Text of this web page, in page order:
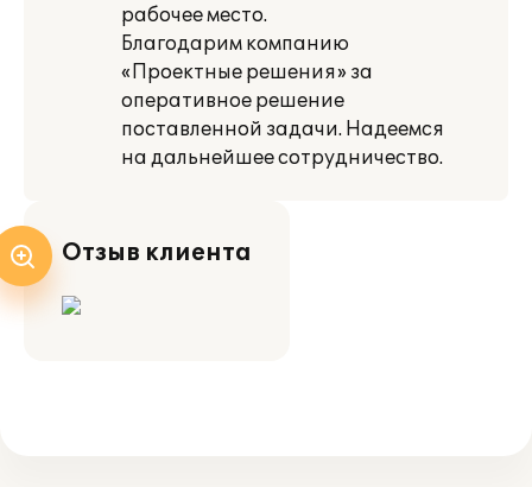
рабочее место.
Благодарим компанию
«Проектные решения» за
оперативное решение
поставленной задачи. Надеемся
на дальнейшее сотрудничество.
Отзыв клиента